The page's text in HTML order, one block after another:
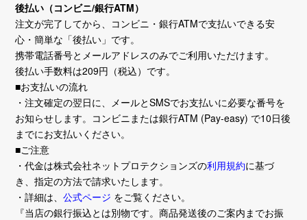
後払い（コンビニ/銀行ATM）
注文が完了してから、コンビニ・銀行ATMで支払いできる安
心・簡単な「後払い」です。
携帯電話番号とメールアドレスのみでご利用いただけます。
後払い手数料は209円（税込）です。
■お支払いの流れ
・注文確定の翌日に、メールとSMSでお支払いに必要な番号を
お知らせします。コンビニまたは銀行ATM (Pay-easy) で10日後
までにお支払いください。
■ご注意
・代金は株式会社ネットプロテクションズの利用規約に基づ
き、指定の方法で請求いたします。
・詳細は、公式ページ をご覧ください。
『当店の銀行振込とは別物です。商品発送後のご案内までお振